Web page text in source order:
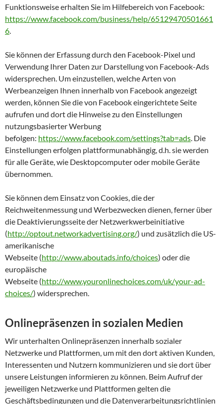
Funktionsweise erhalten Sie im Hilfebereich von Facebook:
https://www.facebook.com/business/help/65129470501661
6.
Sie können der Erfassung durch den Facebook-Pixel und
Verwendung Ihrer Daten zur Darstellung von Facebook-Ads
widersprechen. Um einzustellen, welche Arten von
Werbeanzeigen Ihnen innerhalb von Facebook angezeigt
werden, können Sie die von Facebook eingerichtete Seite
aufrufen und dort die Hinweise zu den Einstellungen
nutzungsbasierter Werbung
befolgen: https://www.facebook.com/settings?tab=ads. Die
Einstellungen erfolgen plattformunabhängig, d.h. sie werden
für alle Geräte, wie Desktopcomputer oder mobile Geräte
übernommen.
Sie können dem Einsatz von Cookies, die der
Reichweitenmessung und Werbezwecken dienen, ferner über
die Deaktivierungsseite der Netzwerkwerbeinitiative
(http://optout.networkadvertising.org/) und zusätzlich die US-
amerikanische
Webseite (http://www.aboutads.info/choices) oder die
europäische
Webseite (http://www.youronlinechoices.com/uk/your-ad-
choices/) widersprechen.
Onlinepräsenzen in sozialen Medien
Wir unterhalten Onlinepräsenzen innerhalb sozialer
Netzwerke und Plattformen, um mit den dort aktiven Kunden,
Interessenten und Nutzern kommunizieren und sie dort über
unsere Leistungen informieren zu können. Beim Aufruf der
jeweiligen Netzwerke und Plattformen gelten die
Geschäftsbedingungen und die Datenverarbeitungsrichtlinien